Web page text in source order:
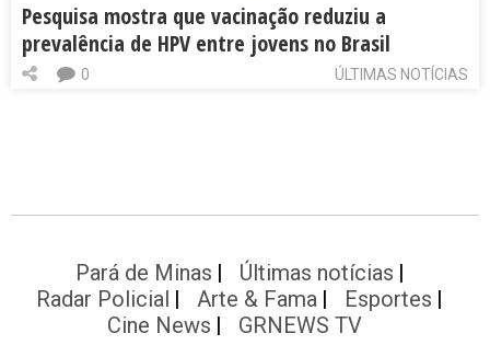
Pesquisa mostra que vacinação reduziu a
prevalência de HPV entre jovens no Brasil
ÚLTIMAS NOTÍCIAS
0
Pará de Minas
Últimas notícias
Radar Policial
Arte & Fama
Esportes
Cine News
GRNEWS TV